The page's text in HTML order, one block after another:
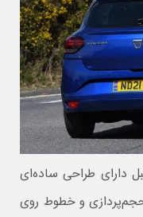
۲۰۲۲ همانند قبل دارای طراحی ساده‌ای
حجم‌پردازی و خطوط روی